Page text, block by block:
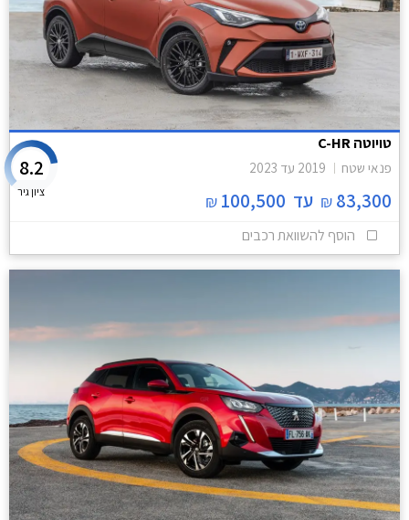
טויוטה C-HR
פנאי שטח 2019 עד 2023
83,300
₪ עד 100,500
₪
8.2
ציון גיר
הוסף להשוואת רכבים